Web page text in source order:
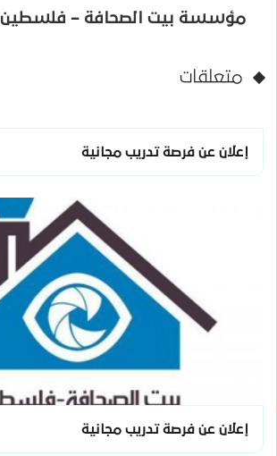
مؤسسة بيت الصحافة – فلسطين
متعلقات
إعلان عن فرصة تدريب مجانية
إعلان عن فرصة تدريب مجانية